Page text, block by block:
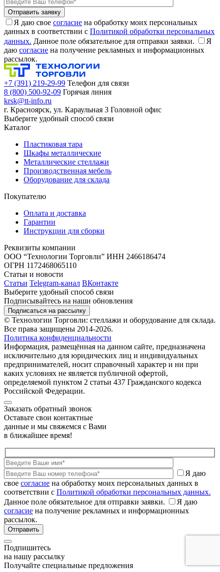
Я даю свое согласие на обработку моих персональных
данных в соответствии с Политикой обработки персональных
данных. Данное поле обязательное для отправки заявки.
Я
даю согласие на получение рекламных и информационных
рассылок.
+7 (391) 219-29-99 Телефон для связи
8 (800) 500-92-09 Горячая линия
krsk@tt-info.ru
г. Красноярск, ул. Караульная 3 Головной офис
Выберите удобный способ связи
Каталог
Пластиковая тара
Шкафы металлические
Металлические стеллажи
Производственная мебель
Оборудование для склада
Покупателю
Оплата и доставка
Гарантии
Инструкции для сборки
Реквизиты компании
ООО “Технологии Торговли” ИНН 2466186474
ОГРН 1172468065110
Статьи и новости
Статьи Telegram-канал ВКонтакте
Выберите удобный способ связи
Подписывайтесь на наши обновления
Подписаться на рассылку
© Технологии Торговли: стеллажи и оборудование для склада.
Все права защищены 2014-2026.
Политика конфиденциальности
Информация, размещённая на данном сайте, предназначена
исключительно для юридических лиц и индивидуальных
предпринимателей, носит справочный характер и ни при
каких условиях не является публичной офертой,
определяемой пунктом 2 статьи 437 Гражданского кодекса
Российской Федерации.
Заказать обратный звонок
Оставьте свои контактные
данные и мы свяжемся с Вами
в ближайшее время!
Я даю
свое согласие на обработку моих персональных данных в
соответствии с Политикой обработки персональных данных.
Данное поле обязательное для отправки заявки.
Я даю
согласие на получение рекламных и информационных
рассылок.
Подпишитесь
на нашу рассылку
Получайте специальные предложения